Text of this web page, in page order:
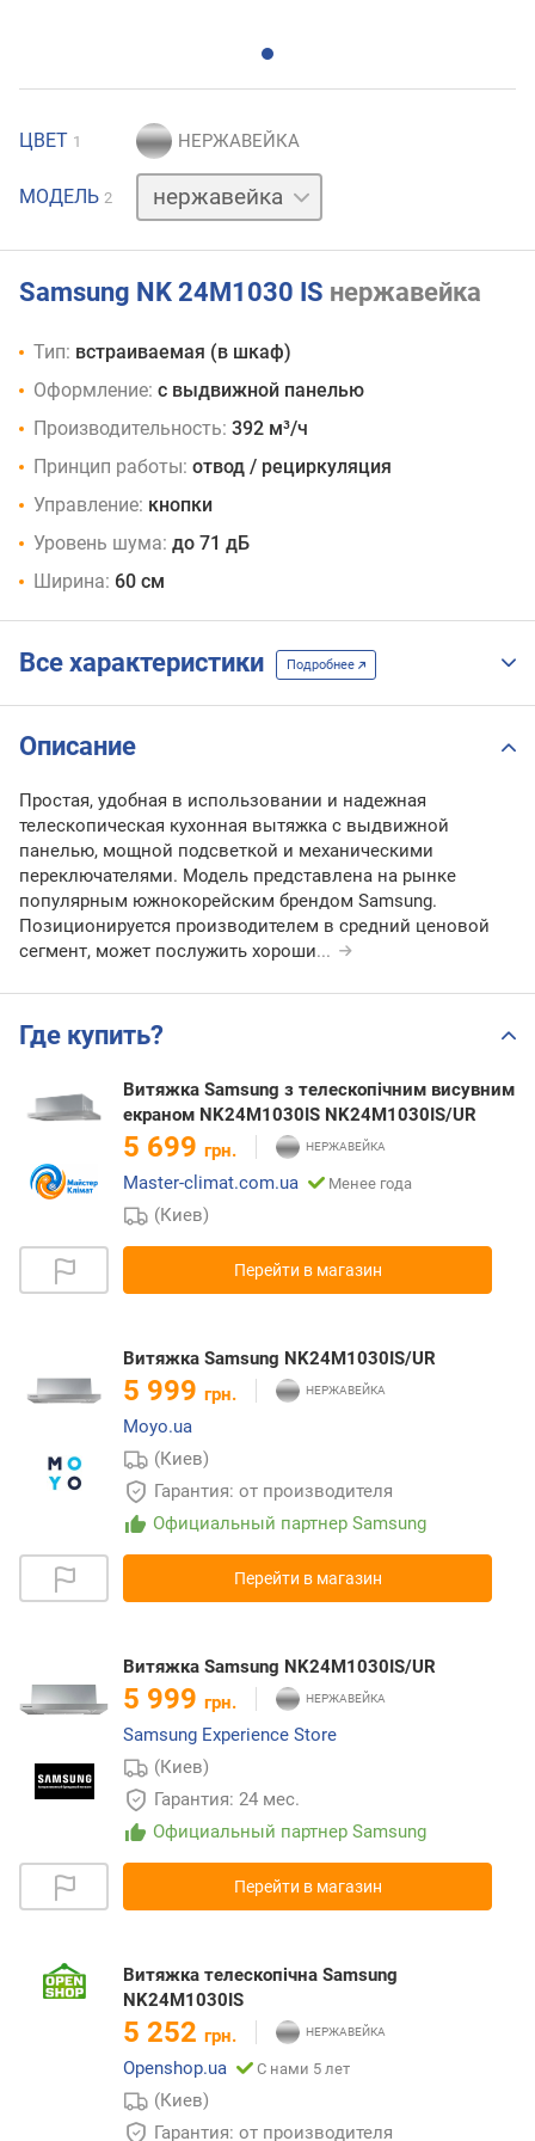
ЦВЕТ 1
МОДЕЛЬ 2
черный
Samsung NK 24M1030 IS нержавейка
Тип: встраиваемая (в шкаф)
Оформление: с выдвижной панелью
Производительность: 392 м³/ч
Принцип работы: отвод / рециркуляция
Управление: кнопки
Уровень шума: до 71 дБ
Ширина: 60 см
Все характеристики Подробнее
Описание
Простая, удобная в использовании и надежная
телескопическая кухонная вытяжка с выдвижной
панелью, мощной подсветкой и механическими
переключателями. Модель представлена на рынке
популярным южнокорейским брендом Samsung.
Позиционируется производителем в средний ценовой
сегмент, может послужить хороши...
Где купить?
Витяжка Samsung з телескопічним висувним
екраном NK24M1030IS NK24M1030IS/UR
5 699 грн.
Master-climat.com.ua
Менее года
(Киев)
Перейти в магазин
Витяжка Samsung NK24M1030IS/UR
5 999 грн.
Moyo.ua
(Киев)
Гарантия: от производителя
Официальный партнер Samsung
Перейти в магазин
Витяжка Samsung NK24M1030IS/UR
5 999 грн.
Samsung Experience Store
(Киев)
Гарантия: 24 мес.
Официальный партнер Samsung
Перейти в магазин
Витяжка телескопічна Samsung
NK24M1030IS
5 252 грн.
Openshop.ua
С нами 5 лет
(Киев)
Гарантия: от производителя